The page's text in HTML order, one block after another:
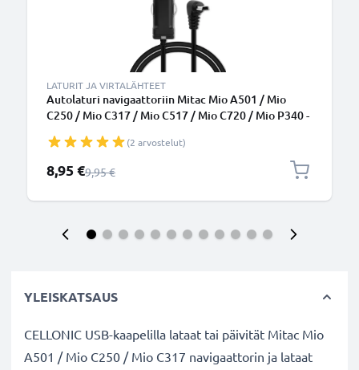
LATURIT JA VIRTALÄHTEET
Autolaturi navigaattoriin Mitac Mio A501 / Mio
C250 / Mio C317 / Mio C517 / Mio C720 / Mio P340 -
1.1m
(2 arvostelut)
Erikoishinta
8,95 €Normaali hinta
9,95 €
YLEISKATSAUS
CELLONIC USB-kaapelilla lataat tai päivität Mitac Mio
A501 / Mio C250 / Mio C317 navigaattorin ja lataat